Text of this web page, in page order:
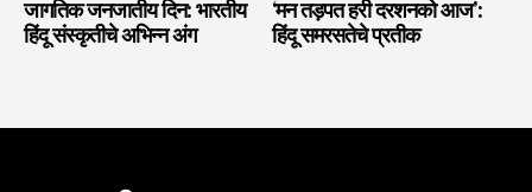
जागतिक जनजातीय दिन: भारतीय
हिंदू संस्कृतीचे अभिन्न अंग
‘मन तड़पत हरी दरशनको आज’:
हिंदू समरसतेचे प्रतीक